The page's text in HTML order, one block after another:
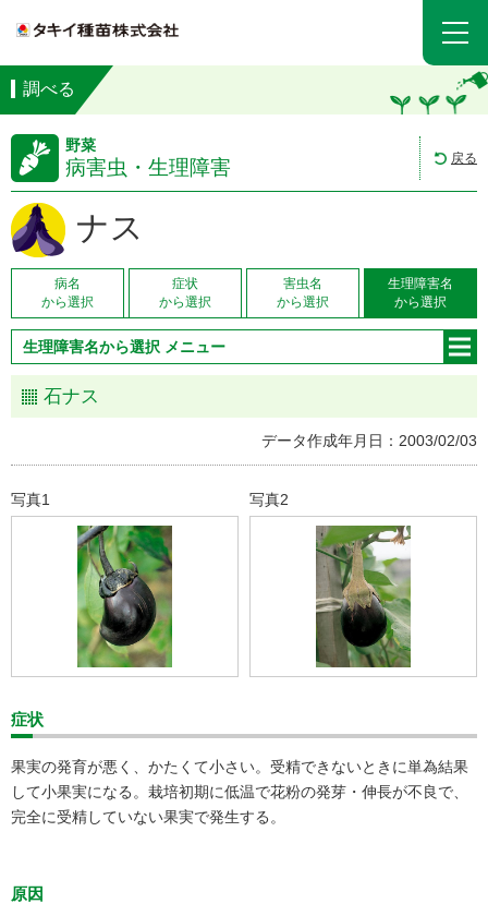
調べる
野菜
病害虫・生理障害 戻る
ナス
病名
から選択
症状
から選択
害虫名
から選択
生理障害名
から選択
生理障害名から選択 メニュー
石ナス
データ作成年月日：2003/02/03
写真1 写真2
症状
果実の発育が悪く、かたくて小さい。受精できないときに単為結果
して小果実になる。栽培初期に低温で花粉の発芽・伸長が不良で、
完全に受精していない果実で発生する。
原因